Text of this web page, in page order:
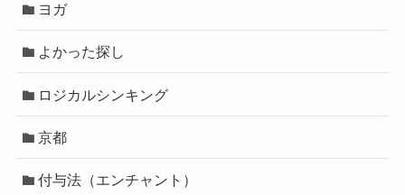
ヨガ
よかった探し
ロジカルシンキング
京都
付与法（エンチャント）